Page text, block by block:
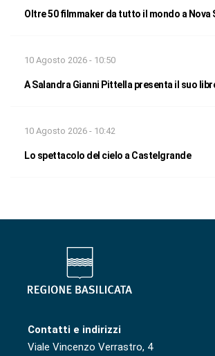
Oltre 50 filmmaker da tutto il mondo a Nova
10 Agosto 2026 - 10:50
A Salandra Gianni Pittella presenta il suo
10 Agosto 2026 - 10:42
Lo spettacolo del cielo a Castelgrande
Contatti e indirizzi
Viale Vincenzo Verrastro, 4